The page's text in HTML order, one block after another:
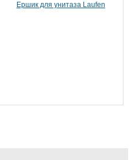
Ершик для унитаза Laufen